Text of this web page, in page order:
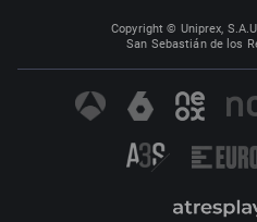
Copyright © Uniprex,
San Sebastián de los